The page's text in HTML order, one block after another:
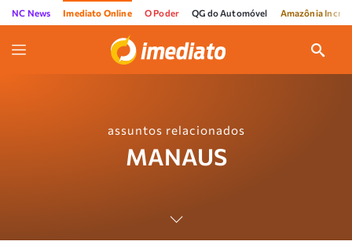
NC News Imediato Online O Poder QG do Automóvel Amazônia
assuntos relacionados
MANAUS